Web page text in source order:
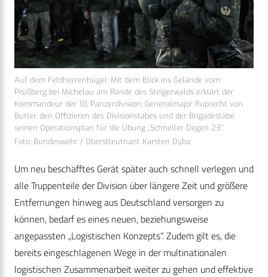
Auf dem Feldherrenhügel: Mit dem Blick ins Gelände vom
Prüßberg bei Michelau am Rande des Steigerwalds erklärt der
Kommandeur der 10. Panzerdivision, Generalmajor Ruprecht von
Butler, den Offizieren des Divisionstabes und der Brigadestäbe
seinen Operationsplan für die Übung „Schneller Degen 23“.
Foto: Bundeswehr / Oberstleutnant Karsten Dyba
Um neu beschafftes Gerät später auch schnell verlegen und
alle Truppenteile der Division über längere Zeit und größere
Entfernungen hinweg aus Deutschland versorgen zu
können, bedarf es eines neuen, beziehungsweise
angepassten „Logistischen Konzepts“. Zudem gilt es, die
bereits eingeschlagenen Wege in der multinationalen
logistischen Zusammenarbeit weiter zu gehen und effektive